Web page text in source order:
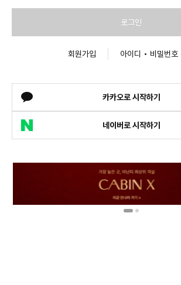
로그인
회원가입 아이디 • 비밀번호
카카오로 시작하기
네이버로 시작하기